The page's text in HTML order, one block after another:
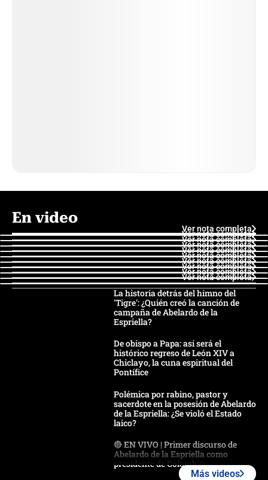
En video
Ver nota completa
Ver nota completa
Ver nota completa
Ver nota completa
Ver nota completa
Ver nota completa
Ver nota completa
Ver nota completa
Ver nota completa
Ver nota completa
La historia detrás del himno del
'Tigre': ¿Quién creó la canción de
campaña de Abelardo de la
Espriella?
De obispo a Papa: así será el
histórico regreso de León XIV a
Chiclayo, la cuna espiritual del
Pontífice
Polémica por rabino, pastor y
sacerdote en la posesión de Abelardo
de la Espriella: ¿Se violó el Estado
laico?
🔴 EN VIVO | Primer discurso de
Abelardo de la Espriella como
presidente de Colombia
Más videos